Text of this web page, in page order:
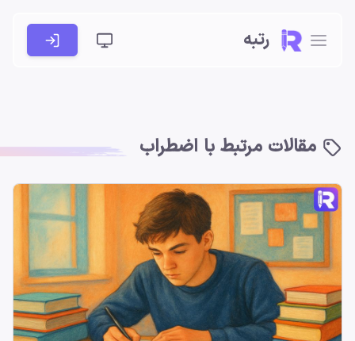
رتبه
مقالات مرتبط با اضطراب